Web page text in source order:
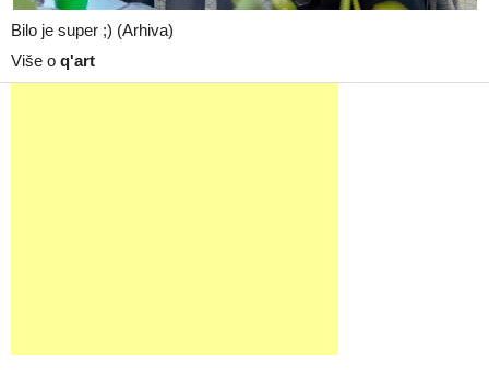
Bilo je super ;) (Arhiva)
Više o q'art